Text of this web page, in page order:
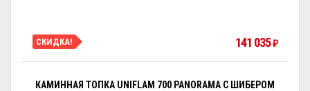
СКИДКА! 141 035₽
КАМИННАЯ ТОПКА UNIFLAM 700 PANORAMA С ШИБЕРОМ